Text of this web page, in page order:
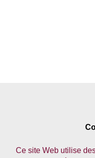
Ce site Web utilise